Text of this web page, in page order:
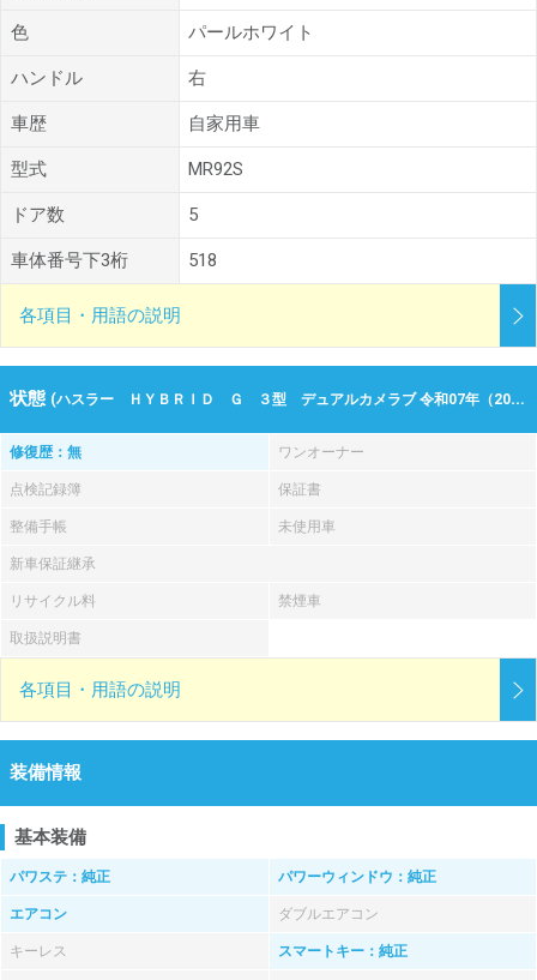
色 パールホワイト
ハンドル 右
車歴 自家用車
型式 MR92S
ドア数 5
車体番号下3桁 518
各項目・用語の説明
状態 (ハスラー ＨＹＢＲＩＤ Ｇ ３型 デュアルカメラブ 令和07年（2025年） 242km 大阪府枚方市)
修復歴：無 ワンオーナー
点検記録簿 保証書
整備手帳 未使用車
新車保証継承
リサイクル料 禁煙車
取扱説明書
各項目・用語の説明
装備情報
基本装備
パワステ：純正 パワーウィンドウ：純正
エアコン ダブルエアコン
キーレス スマートキー：純正